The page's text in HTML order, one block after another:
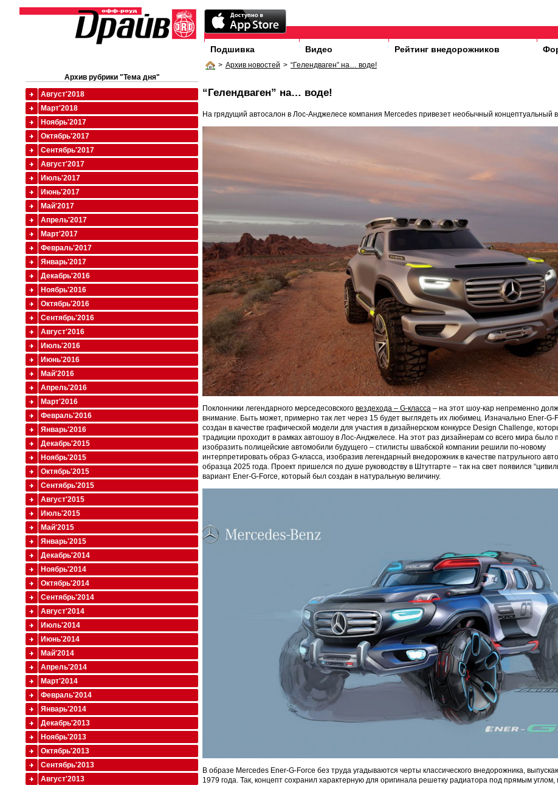
Подшивка Видео Рейтинг внедорожников
> Архив новостей > “Гелендваген” на… воде!
“Гелендваген” на… воде!
На грядущий автосалон в Лос-Анджелесе компания Mercedes привезет необычный концептуальный
Поклонники легендарного мерседесовского вездехода – G-класса – на этот шоу-кар непременно
внимание. Быть может, примерно так лет через 15 будет выглядеть их любимец. Изначально Ener-G-
создан в качестве графической модели для участия в дизайнерском конкурсе Design Challenge,
традиции проходит в рамках автошоу в Лос-Анджелесе. На этот раз дизайнерам со всего мира было
изобразить полицейские автомобили будущего – стилисты швабской компании решили по-новому
интерпретировать образ G-класса, изобразив легендарный внедорожник в качестве патрульного
образца 2025 года. Проект пришелся по душе руководству в Штутгарте – так на свет появился
вариант Ener-G-Force, который был создан в натуральную величину.
В образе Mercedes Ener-G-Force без труда угадываются черты классического внедорожника,
1979 года. Так, концепт сохранил характерную для оригинала решетку радиатора под прямым углом,
Архив рубрики "Тема дня"
Август'2018
Март'2018
Ноябрь'2017
Октябрь'2017
Сентябрь'2017
Август'2017
Июль'2017
Июнь'2017
Май'2017
Апрель'2017
Март'2017
Февраль'2017
Январь'2017
Декабрь'2016
Ноябрь'2016
Октябрь'2016
Сентябрь'2016
Август'2016
Июль'2016
Июнь'2016
Май'2016
Апрель'2016
Март'2016
Февраль'2016
Январь'2016
Декабрь'2015
Ноябрь'2015
Октябрь'2015
Сентябрь'2015
Август'2015
Июль'2015
Май'2015
Январь'2015
Декабрь'2014
Ноябрь'2014
Октябрь'2014
Сентябрь'2014
Август'2014
Июль'2014
Июнь'2014
Май'2014
Апрель'2014
Март'2014
Февраль'2014
Январь'2014
Декабрь'2013
Ноябрь'2013
Октябрь'2013
Сентябрь'2013
Август'2013